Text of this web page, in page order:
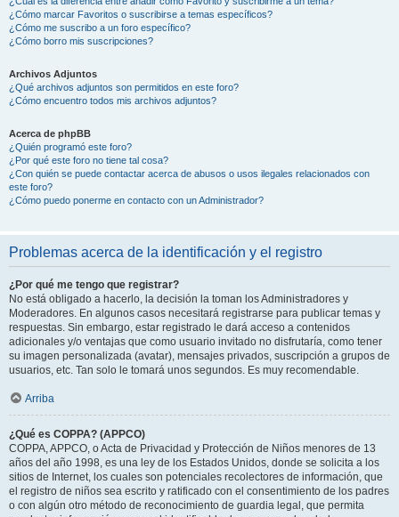
¿Cómo marcar Favoritos o suscribirse a temas específicos?
¿Cómo me suscribo a un foro específico?
¿Cómo borro mis suscripciones?
Archivos Adjuntos
¿Qué archivos adjuntos son permitidos en este foro?
¿Cómo encuentro todos mis archivos adjuntos?
Acerca de phpBB
¿Quién programó este foro?
¿Por qué este foro no tiene tal cosa?
¿Con quién se puede contactar acerca de abusos o usos ilegales relacionados con
este foro?
¿Cómo puedo ponerme en contacto con un Administrador?
Problemas acerca de la identificación y el registro
¿Por qué me tengo que registrar?
No está obligado a hacerlo, la decisión la toman los Administradores y
Moderadores. En algunos casos necesitará registrarse para publicar temas y
respuestas. Sin embargo, estar registrado le dará acceso a contenidos
adicionales y/o ventajas que como usuario invitado no disfrutaría, como tener
su imagen personalizada (avatar), mensajes privados, suscripción a grupos de
usuarios, etc. Tan solo le tomará unos segundos. Es muy recomendable.
Arriba
¿Qué es COPPA? (APPCO)
COPPA, APPCO, o Acta de Privacidad y Protección de Niños menores de 13
años del año 1998, es una ley de los Estados Unidos, donde se solicita a los
sitios de Internet, los cuales son potenciales recolectores de información, que
el registro de niños sea escrito y ratificado con el consentimiento de los padres
o con algún otro método de reconocimiento de guardia legal, que permita